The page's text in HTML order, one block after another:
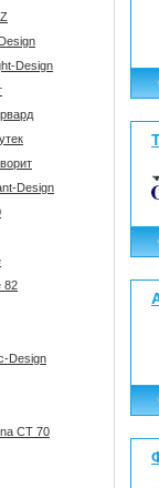
Design
Design
82
Design
CT 70